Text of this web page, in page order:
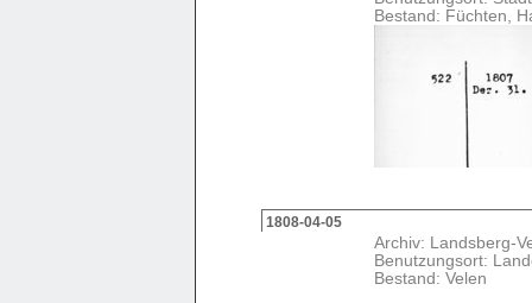
Bestand: Füchten,
1808-04-05
Archiv: Landsberg-
Benutzungsort:
Bestand: Velen